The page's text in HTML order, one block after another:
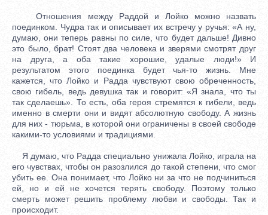
Отношения между Раддой и Лойко можно назвать
поединком. Чудра так и описывает их встречу у ручья: «А ну,
думаю, они теперь равны по силе, что будет дальше! Дивно
это было, брат! Стоят два человека и зверями смотрят друг
на друга, а оба такие хорошие, удалые люди!» И
результатом этого поединка будет чья-то жизнь. Мне
кажется, что Лойко и Радда чувствуют свою обреченность,
свою гибель, ведь девушка так и говорит: «Я знала, что ты
так сделаешь». То есть, оба героя стремятся к гибели, ведь
именно в смерти они и видят абсолютную свободу. А жизнь
для них - тюрьма, в которой они ограничены в своей свободе
какими-то условиями и традициями.
Я думаю, что Радда специально унижала Лойко, играла на
его чувствах, чтобы он разозлился до такой степени, что смог
убить ее. Она понимает, что Лойко ни за что не подчиниться
ей, но и ей не хочется терять свободу. Поэтому только
смерть может решить проблему любви и свободы. Так и
происходит.